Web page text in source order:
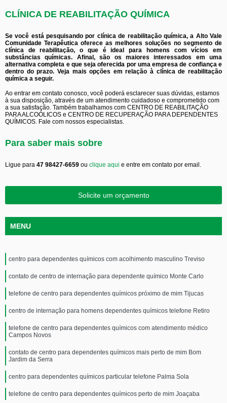
CLÍNICA DE REABILITAÇÃO QUÍMICA
Se você está pesquisando por clínica de reabilitação química, a Alto Vale
Comunidade Terapêutica oferece as melhores soluções no segmento de
clínica de reabilitação, o que é ideal para homens com vícios em
substâncias químicas. Afinal, são os maiores interessados em uma
alternativa completa e que seja oferecida por uma empresa de confiança e
dentro do prazo. Veja mais opções em relação à clínica de reabilitação
química a seguir.
Ao entrar em contato conosco, você poderá esclarecer suas dúvidas, estamos
à sua disposição, através de um atendimento cuidadoso e comprometido com
a sua satisfação. Também trabalhamos com CENTRO DE REABILITAÇÃO
PARA ALCOÓLICOS e CENTRO DE RECUPERAÇÃO PARA DEPENDENTES
QUÍMICOS. Fale com nossos especialistas.
Para saber mais sobre
Ligue para 47 98427-6659 ou clique aqui e entre em contato por email.
Solicite um orçamento
MENU
centro para dependentes químicos com acolhimento masculino Treviso
contato de centro de internação para dependente químico Monte Carlo
telefone de centro para dependentes químicos próximo de mim Tijucas
centro de internação para homens dependentes químicos telefone Retiro
telefone de centro para dependentes químicos com atendimento médico
Campos Novos
contato de centro para dependentes químicos mais perto de mim Bom
Jardim da Serra
centro para dependentes químicos particular telefone Palma Sola
telefone de centro para dependentes químicos perto de mim Joaçaba